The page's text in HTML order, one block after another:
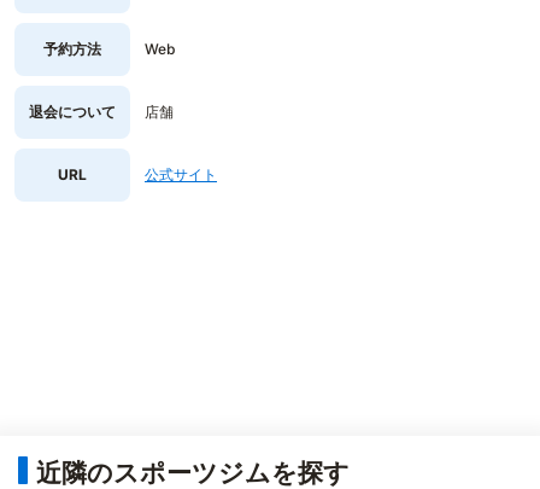
予約方法 Web
退会について 店舗
URL 公式サイト
近隣のスポーツジムを探す